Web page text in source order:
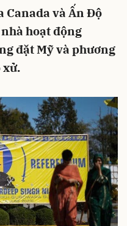
Canada và Ấn Độ
hoạt động
đặt Mỹ và phương
xử.
Hủy